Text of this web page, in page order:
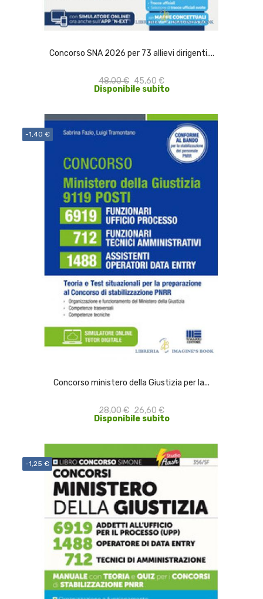
Concorso SNA 2026 per 73 allievi dirigenti....
48,00 € 45,60 €
Disponibile subito
ACQUISTA
-1,40 €
Concorso ministero della Giustizia per la...
28,00 € 26,60 €
Disponibile subito
-1,25 €